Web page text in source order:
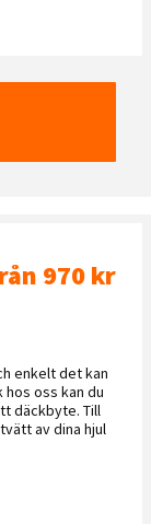
970 kr
enkelt det kan
oss kan du
däckbyte. Till
av dina hjul